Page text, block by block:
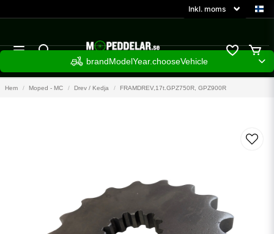
brandModelYear.chooseVehicle
Hem Moped - MC Drev / Kedja FRAMDREV,17t.GPZ750R, GPZ900R